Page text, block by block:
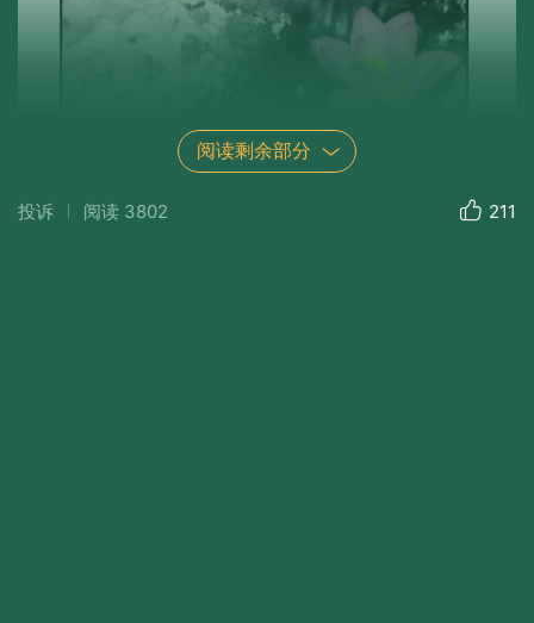
阅读剩余部分
投诉 阅读 3802 211